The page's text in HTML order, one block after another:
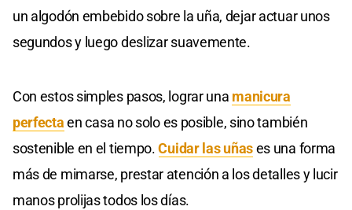
un algodón embebido sobre la uña, dejar actuar unos
segundos y luego deslizar suavemente.
Con estos simples pasos, lograr una manicura
perfectaen casa no solo es posible, sino también
sostenible en el tiempo.Cuidar las uñases una forma
más de mimarse, prestar atención a los detalles y lucir
manos prolijas todos los días.